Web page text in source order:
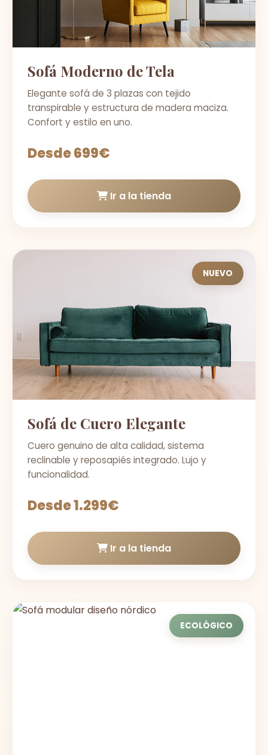
Sofá Moderno de Tela
Elegante sofá de 3 plazas con tejido
transpirable y estructura de madera maciza.
Confort y estilo en uno.
Desde 699€
Ir a la tienda
NUEVO
Sofá de Cuero Elegante
Cuero genuino de alta calidad, sistema
reclinable y reposapiés integrado. Lujo y
funcionalidad.
Desde 1.299€
Ir a la tienda
ECOLÓGICO